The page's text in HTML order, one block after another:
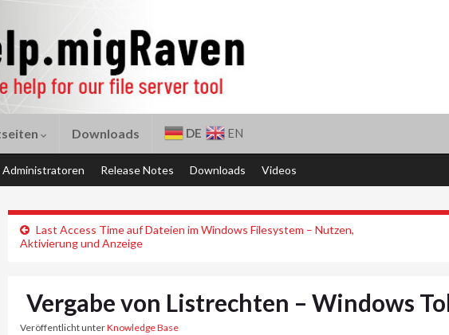
Downloads DE EN
Administratoren Release Notes Downloads Videos
Last Access Time auf Dateien im Windows Filesystem – Nutzen,
Aktivierung und Anzeige
Vergabe von Listrechten – Windows
Veröffentlicht unterKnowledge Base